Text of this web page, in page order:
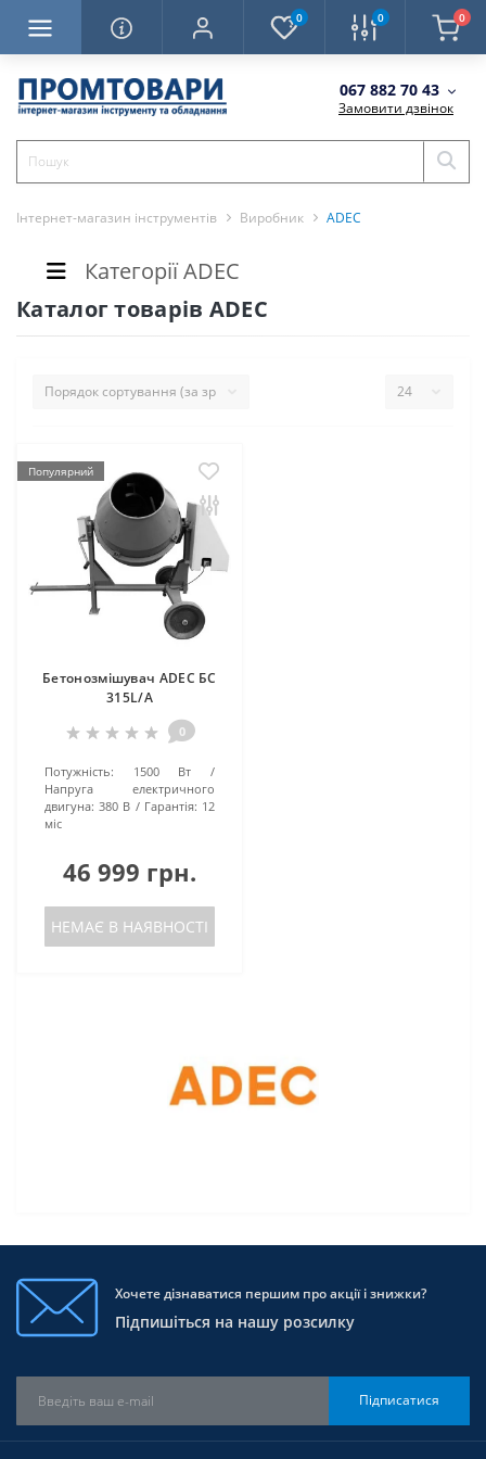
0 0 0
067 882 70 43
Замовити дзвінок
Інтернет-магазин інструментів Виробник ADEC
Категорії ADEC
Каталог товарів ADEC
Популярний
Бетонозмішувач ADEC БС
315L/A
0
Потужність:
1500 Вт
Напруга електричного
двигуна: 380 В Гарантія: 12
міс
46 999 грн.
НЕМАЄ В НАЯВНОСТІ
Хочете дізнаватися першим про акції і знижки?
Підпишіться на нашу розсилку
Підписатися